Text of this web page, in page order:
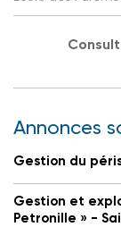
Annonces
Gestion du
Gestion et
Petronille » -